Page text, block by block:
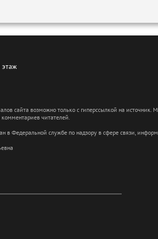
этаж
сайта возможно только с гиперссылкой на
комментариев читателей.
в Федеральной службе по надзору в сфере связи,